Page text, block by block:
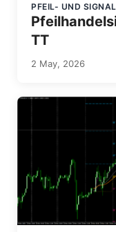
PFEIL- UND
TT
2 May, 2026